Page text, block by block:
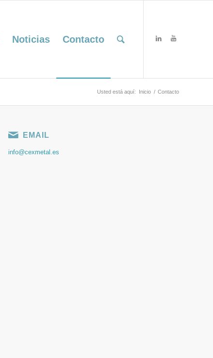
Noticias Contacto
Usted está aquí: Inicio / Contacto
EMAIL
info@cexmetal.es